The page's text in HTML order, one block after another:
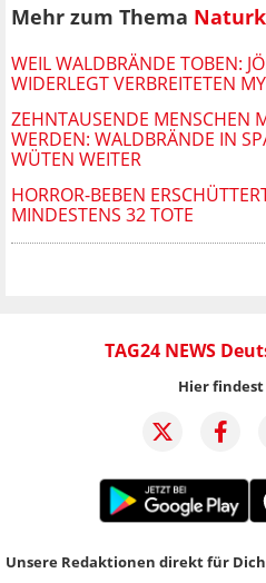
Mehr zum Thema
WEIL WALDBRÄNDE TOBEN:
WIDERLEGT VERBREITETEN
ZEHNTAUSENDE MENSCHEN
WERDEN: WALDBRÄNDE IN
WÜTEN WEITER
HORROR-BEBEN
MINDESTENS 32 TOTE
TAG24 NEWS
Hier findest
Unsere Redaktionen direkt für